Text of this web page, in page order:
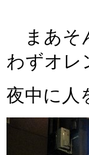
まあそ
わずオレ
夜中に人